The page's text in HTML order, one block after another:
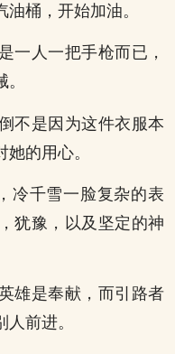
桶，开始加油。
一人一把手枪而已，
不是因为这件衣服本
的用心。
冷千雪一脸复杂的表
犹豫，以及坚定的神
雄是奉献，而引路者
前进。